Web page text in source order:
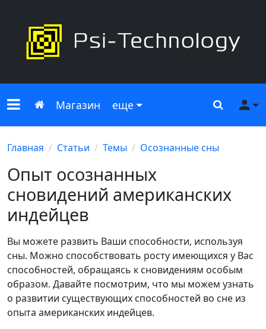
Меню сайта
Главная
Магазин еще Поиск
Главная Статьи Темы Осознанные сны
Опыт осознанных
сновидений американских
индейцев
Вы можете развить Ваши способности, используя
сны. Можно способствовать росту имеющихся у Вас
способностей, обращаясь к сновидениям особым
образом. Давайте посмотрим, что мы можем узнать
о развитии существующих способностей во сне из
опыта американских индейцев.